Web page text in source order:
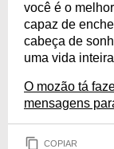
você é o
capaz de
cabeça de
uma vida
O mozão tá
mensagens
COPIAR